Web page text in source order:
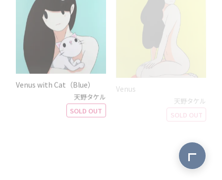
Venus with Cat（Blue）
天野タケル
SOLD OUT
Venus
SOLD OUT
ページ最上